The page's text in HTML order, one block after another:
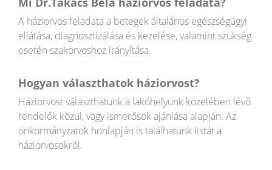
A háziorvos feladata a betegek általános egészségügyi
ellátása, diagnosztizálása és kezelése, valamint szükség
esetén szakorvoshoz irányítása.
Hogyan választhatok háziorvost?
Háziorvost választhatunk a lakóhelyünk közelében lévő
rendelők közül, vagy ismerősök ajánlása alapján. Az
önkormányzatok honlapján is találhatunk listát a
háziorvosokról.